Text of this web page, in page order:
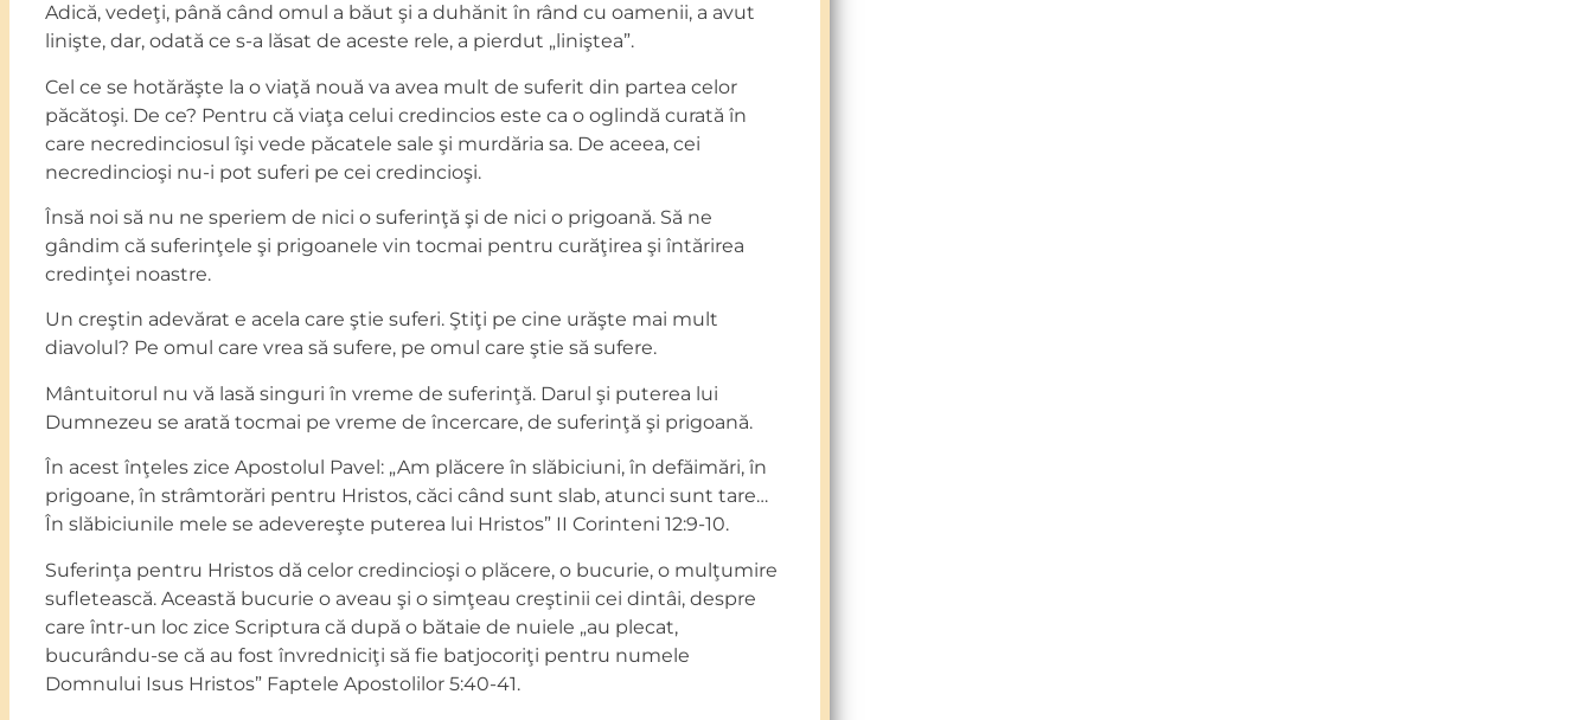
Adică, vedeţi, până când omul a băut şi a duhănit în rând cu oamenii, a avut
linişte, dar, odată ce s-a lăsat de aceste rele, a pierdut „liniştea”.
Cel ce se hotărăşte la o viaţă nouă va avea mult de suferit din partea celor
păcătoşi. De ce? Pentru că viaţa celui credincios este ca o oglindă curată în
care necredinciosul îşi vede păcatele sale şi murdăria sa. De aceea, cei
necredincioşi nu-i pot suferi pe cei credincioşi.
Însă noi să nu ne speriem de nici o suferinţă şi de nici o prigoană. Să ne
gândim că suferinţele şi prigoanele vin tocmai pentru curăţirea şi întărirea
credinţei noastre.
Un creştin adevărat e acela care ştie suferi. Ştiţi pe cine urăşte mai mult
diavolul? Pe omul care vrea să sufere, pe omul care ştie să sufere.
Mântuitorul nu vă lasă singuri în vreme de suferinţă. Darul şi puterea lui
Dumnezeu se arată tocmai pe vreme de încercare, de suferinţă şi prigoană.
În acest înţeles zice Apostolul Pavel: „Am plăcere în slăbiciuni, în defăimări, în
prigoane, în strâmtorări pentru Hristos, căci când sunt slab, atunci sunt tare…
În slăbiciunile mele se adevereşte puterea lui Hristos” II Corinteni 12:9-10.
Suferinţa pentru Hristos dă celor credincioşi o plăcere, o bucurie, o mulţumire
sufletească. Această bucurie o aveau şi o simţeau creştinii cei dintâi, despre
care într-un loc zice Scriptura că după o bătaie de nuiele „au plecat,
bucurându-se că au fost învredniciţi să fie batjocoriţi pentru numele
Domnului Isus Hristos” Faptele Apostolilor 5:40-41.